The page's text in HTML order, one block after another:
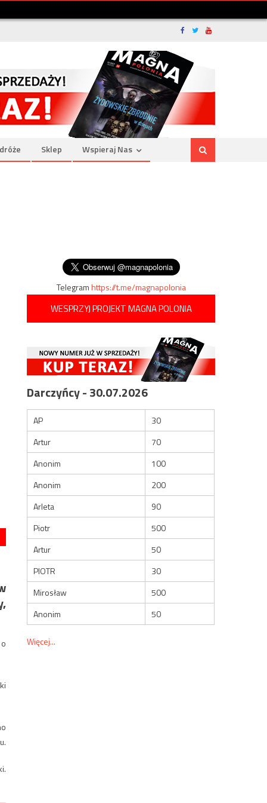
Sklep Wspieraj Nas
Telegramhttps://t.me/magnapolonia
WESPRZYJ PROJEKT MAGNA POLONIA
Darczyńcy - 30.07.2026
AP
30
Artur
70
Anonim
100
Anonim
200
Arleta
90
Piotr
500
Artur
50
PIOTR
30
Mirosław
500
Anonim
50
Więcej...